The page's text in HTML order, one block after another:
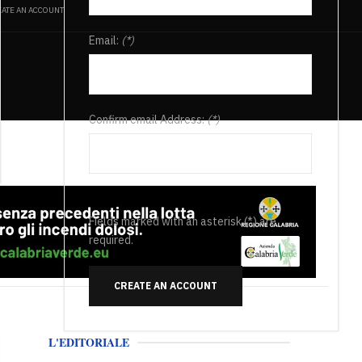
AN ACCOUNT
Email: (*)
Confirm email Address:(*)
Fields marked with an asterisk (*) are
required.
CREATE AN ACCOUNT
L'EDITORIALE